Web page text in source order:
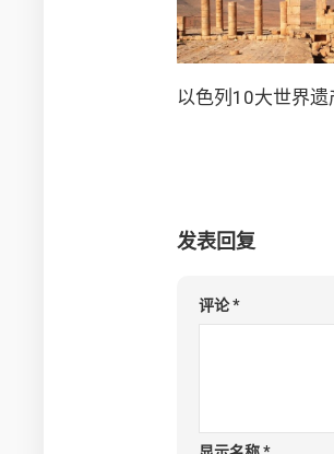
以色列10大世界遗
发表回复
评论*